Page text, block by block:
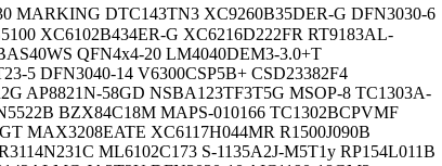
MARKING DTC143TN3 XC9260B35DER-G DFN3030-6
XC6102B434ER-G XC6216D222FR RT9183AL-
QFN4x4-20 LM4040DEM3-3.0+T
5 DFN3040-14 V6300CSP5B+ CSD23382F4
AP8821N-58GD NSBA123TF3T5G MSOP-8 TC1303A-
BZX84C18M MAPS-010166 TC1302BCPVMF
MAX3208EATE XC6117H044MR R1500J090B
ML6102C173 S-1135A2J-M5T1y RP154L011B